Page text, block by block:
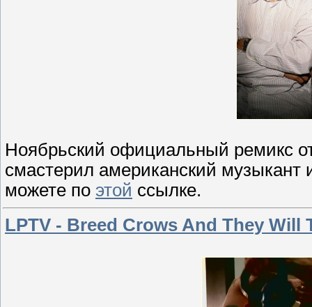
Ноябрьский официальный ремикс
смастерил американский
можете по этой ссылке.
LPTV - Breed Crows And They Will